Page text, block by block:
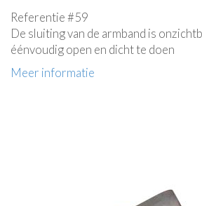
Referentie #59
De sluiting van de armband is
éénvoudig open en dicht te doen
Meer informatie